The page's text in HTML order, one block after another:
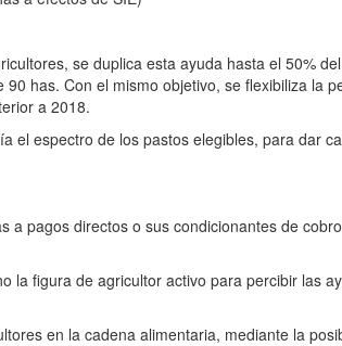
se duplica esta ayuda hasta el 50%
has. Con el mismo objetivo, se flexibiliza la
a 2018.
espectro de los pastos elegibles, para dar
pagos directos o sus condicionantes de
figura de agricultor activo para percibir las
en la cadena alimentaria, mediante la